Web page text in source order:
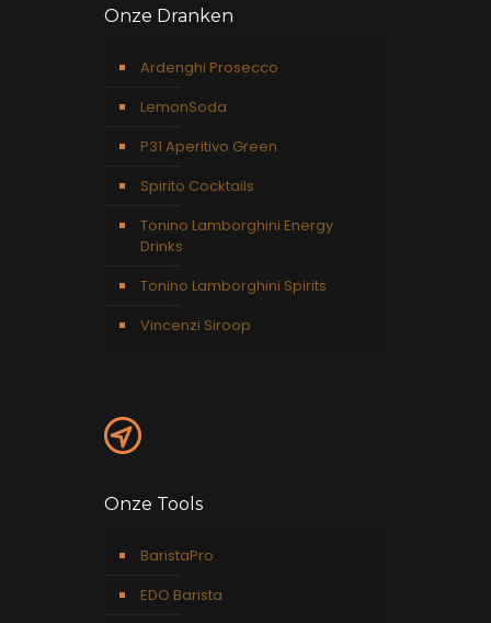
Onze Dranken
Ardenghi Prosecco
LemonSoda
P31 Aperitivo Green
Spirito Cocktails
Tonino Lamborghini Energy
Drinks
Tonino Lamborghini Spirits
Vincenzi Siroop
Onze Tools
BaristaPro
EDO Barista